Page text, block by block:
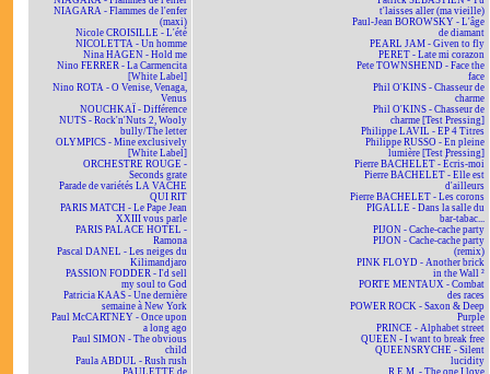
NIAGARA - Flammes de l'enfer
(maxi)
Nicole CROISILLE - L'été
NICOLETTA - Un homme
Nina HAGEN - Hold me
Nino FERRER - La Carmencita
[White Label]
Nino ROTA - O Venise, Venaga,
Venus
NOUCHKAÏ - Différence
NUTS - Rock'n'Nuts 2, Wooly
bully/The letter
OLYMPICS - Mine exclusively
[White Label]
ORCHESTRE ROUGE -
Seconds grate
Parade de variétés LA VACHE
QUI RIT
PARIS MATCH - Le Pape Jean
XXIII vous parle
PARIS PALACE HOTEL -
Ramona
Pascal DANEL - Les neiges du
Kilimandjaro
PASSION FODDER - I'd sell
my soul to God
Patricia KAAS - Une dernière
semaine à New York
Paul McCARTNEY - Once upon
a long ago
Paul SIMON - The obvious
child
Paula ABDUL - Rush rush
PAULETTE de
t'laisses aller (ma vieille)
Paul-Jean BOROWSKY - L'âge
de diamant
PEARL JAM - Given to fly
PERET - Late mi corazon
Pete TOWNSHEND - Face the
face
Phil O'KINS - Chasseur de
charme
Phil O'KINS - Chasseur de
charme [Test Pressing]
Philippe LAVIL - EP 4 Titres
Philippe RUSSO - En pleine
lumière [Test Pressing]
Pierre BACHELET - Écris-moi
Pierre BACHELET - Elle est
d'ailleurs
Pierre BACHELET - Les corons
PIGALLE - Dans la salle du
bar-tabac...
PIJON - Cache-cache party
PIJON - Cache-cache party
(remix)
PINK FLOYD - Another brick
in the Wall ²
PORTE MENTAUX - Combat
des races
POWER ROCK - Saxon & Deep
Purple
PRINCE - Alphabet street
QUEEN - I want to break free
QUEENSRYCHE - Silent
lucidity
R.E.M. - The one I love